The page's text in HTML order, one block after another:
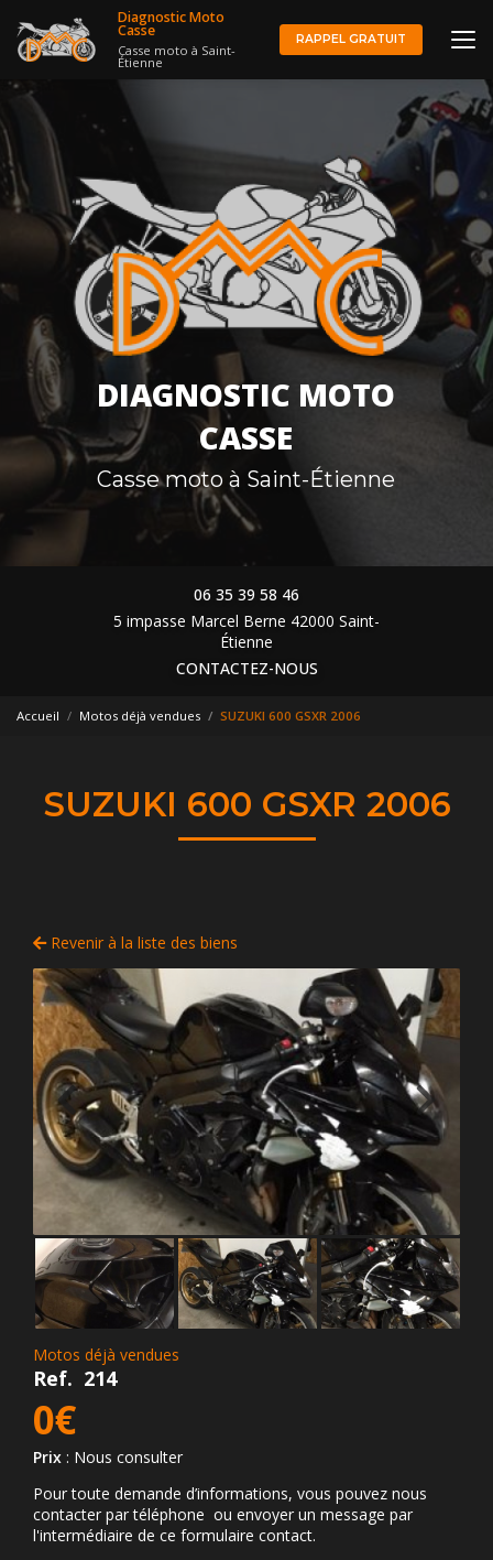
au
contenu
Diagnostic Moto
Casse
Casse moto à Saint-
Étienne
RAPPEL GRATUIT
DIAGNOSTIC MOTO
CASSE
Casse moto à Saint-Étienne
06 35 39 58 46
5 impasse Marcel Berne 42000 Saint-
Étienne
CONTACTEZ-NOUS
Accueil Motos déjà vendues SUZUKI 600 GSXR 2006
SUZUKI 600 GSXR 2006
Revenir à la liste des biens
Motos déjà vendues
Ref. 214
0€
Prix : Nous consulter
Pour toute demande d’informations, vous pouvez nous
contacter par téléphone ou envoyer un message par
l'intermédiaire de ce formulaire contact.